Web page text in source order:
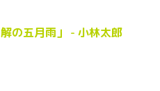
の五月雨」 - 小林太郎